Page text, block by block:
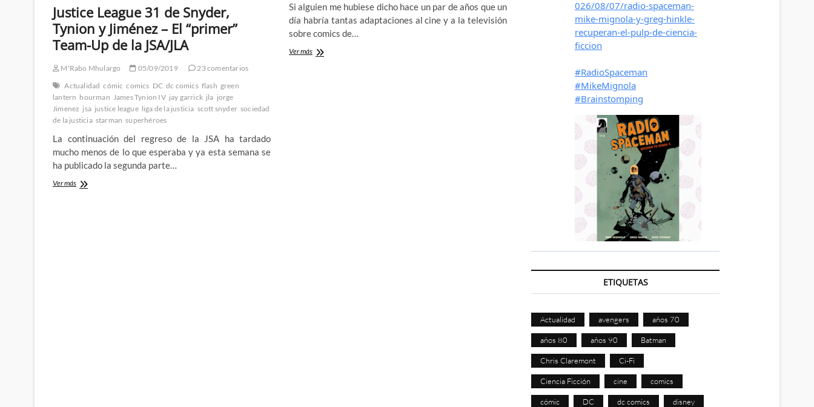
Justice League 31 de Snyder,
Tynion y Jiménez – El “primer”
Team-Up de la JSA/JLA
M'Rabo Mhulargo 05/09/2019
23 comentarios
Actualidad cómic comics DC dc comics flash green
lantern hourman James Tynion IV jay garrick jla jorge
Jimenez jsa justice league liga de la justicia scott snyder sociedad
de la justicia starman superhéroes
La continuación del regreso de la JSA ha tardado
mucho menos de lo que esperaba y ya esta semana se
ha publicado la segunda parte…
Ver másJustice
Si alguien me hubiese dicho hace un par de años que un
día habría tantas adaptaciones al cine y a la televisión
sobre comics de…
Ver másLa
ETIQUETAS
Actualidad avengers años 70
años 80 años 90 Batman
Chris Claremont Ci-Fi
Ciencia Ficción cine comics
cómic DC dc comics disney